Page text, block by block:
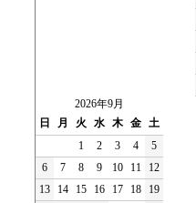
2026年9月
日
月 火 水 木 金 土
1
2 3 4
5
6
7 8 9 10 11
12
13
14 15 16 17 18
19